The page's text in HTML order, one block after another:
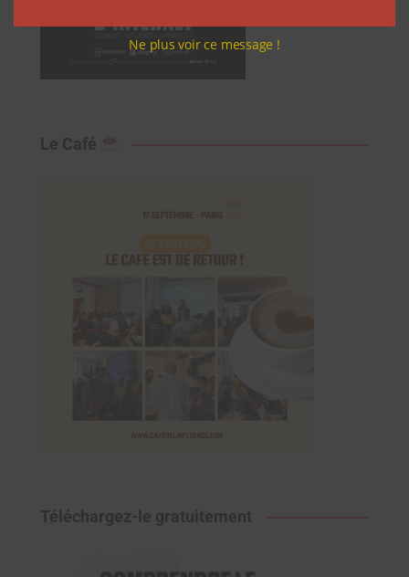
Le Café
Téléchargez-le gratuitement
Ne plus voir ce message !